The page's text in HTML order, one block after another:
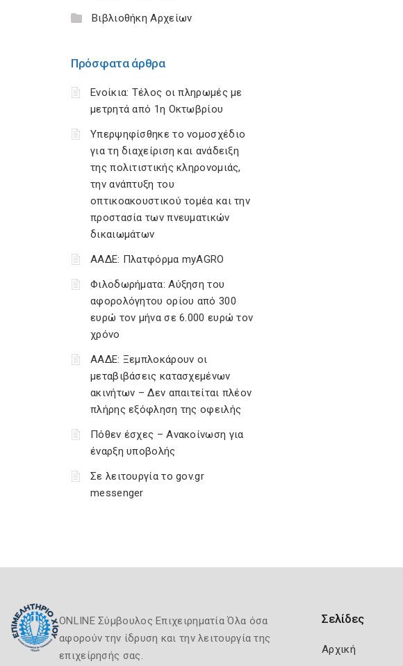
Βιβλιοθήκη Αρχείων
Πρόσφατα άρθρα
Ενοίκια: Τέλος οι πληρωμές με
μετρητά από 1η Οκτωβρίου
Υπερψηφίσθηκε το νομοσχέδιο
για τη διαχείριση και ανάδειξη
της πολιτιστικής κληρονομιάς,
την ανάπτυξη του
οπτικοακουστικού τομέα και την
προστασία των πνευματικών
δικαιωμάτων
ΑΑΔΕ: Πλατφόρμα myAGRO
Φιλοδωρήματα: Αύξηση του
αφορολόγητου ορίου από 300
ευρώ τον μήνα σε 6.000 ευρώ τον
χρόνο
ΑΑΔΕ: Ξεμπλοκάρουν οι
μεταβιβάσεις κατασχεμένων
ακινήτων – Δεν απαιτείται πλέον
πλήρης εξόφληση της οφειλής
Πόθεν έσχες – Ανακοίνωση για
έναρξη υποβολής
Σε λειτουργία το gov.gr
messenger
ONLINE Σύμβουλος Επιχειρηματία Όλα όσα
αφορούν την ίδρυση και την λειτουργία της
επιχείρησής σας.
Σελίδες
Αρχική